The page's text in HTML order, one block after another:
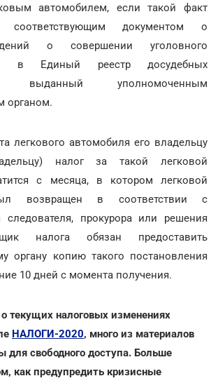
автомобилем, если такой факт
соответствующим документом о
о совершении уголовного
в Единый реестр досудебных
выданный уполномоченным
органом.
легкового автомобиля его владельцу
налог за такой легковой
с месяца, в котором легковой
возвращен в соответствии с
следователя, прокурора или решения
налога обязан предоставить
органу копию такого постановления
10 дней с момента получения.
текущих налоговых изменениях
НАЛОГИ-2020, много из материалов
для свободного доступа. Больше
как предупредить кризисные